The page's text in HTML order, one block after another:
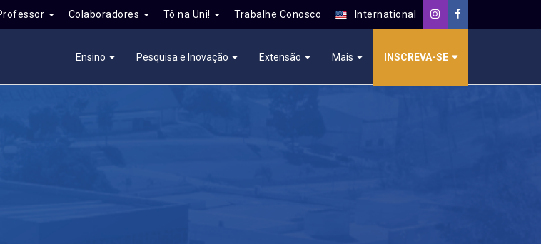
Colaboradores Tô na Uni! Trabalhe Conosco International
Ensino Pesquisa e Inovação Extensão Mais INSCREVA-SE